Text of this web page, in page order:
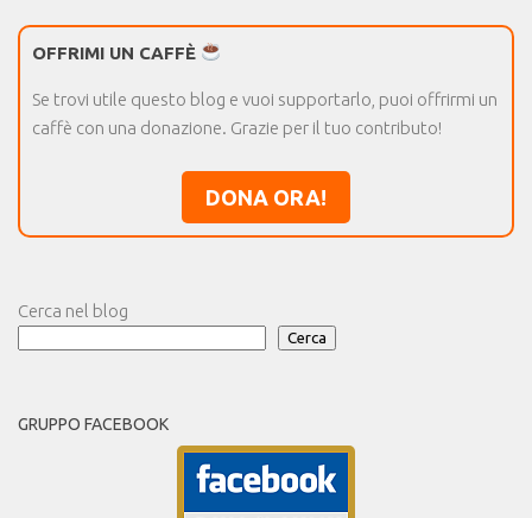
OFFRIMI UN CAFFÈ
Se trovi utile questo blog e vuoi supportarlo, puoi offrirmi un
caffè con una donazione. Grazie per il tuo contributo!
DONA ORA!
Cerca nel blog
Cerca
GRUPPO FACEBOOK